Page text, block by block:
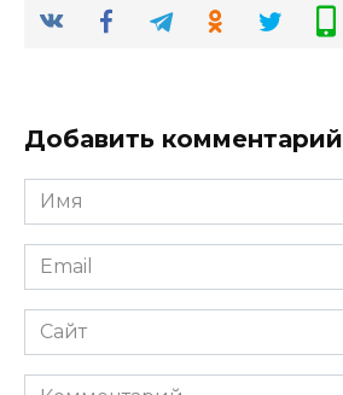
Добавить комментарий
Имя
*
Email
*
Сайт
Комментарий